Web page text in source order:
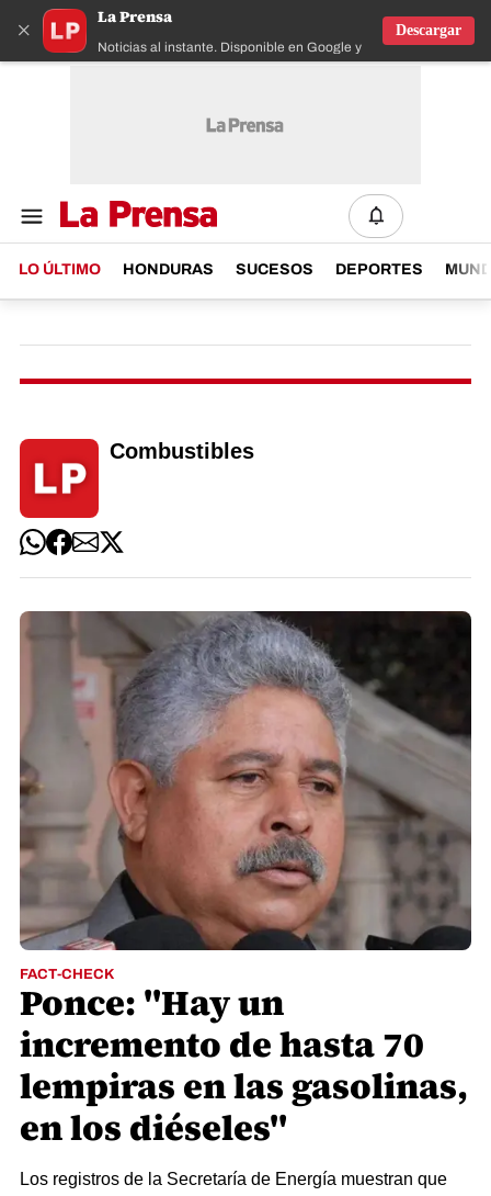
×
La Prensa
Noticias al instante. Disponible en Google y IOS
Descargar
LO ÚLTIMO HONDURAS SUCESOS DEPORTES
Combustibles
FACT-CHECK
Ponce: "Hay un
incremento de hasta 70
lempiras en las gasolinas,
en los diéseles"
Los registros de la Secretaría de Energía muestran que